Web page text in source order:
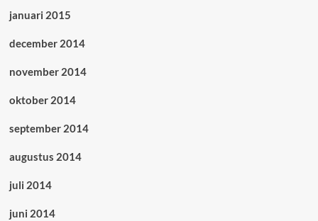
januari 2015
december 2014
november 2014
oktober 2014
september 2014
augustus 2014
juli 2014
juni 2014